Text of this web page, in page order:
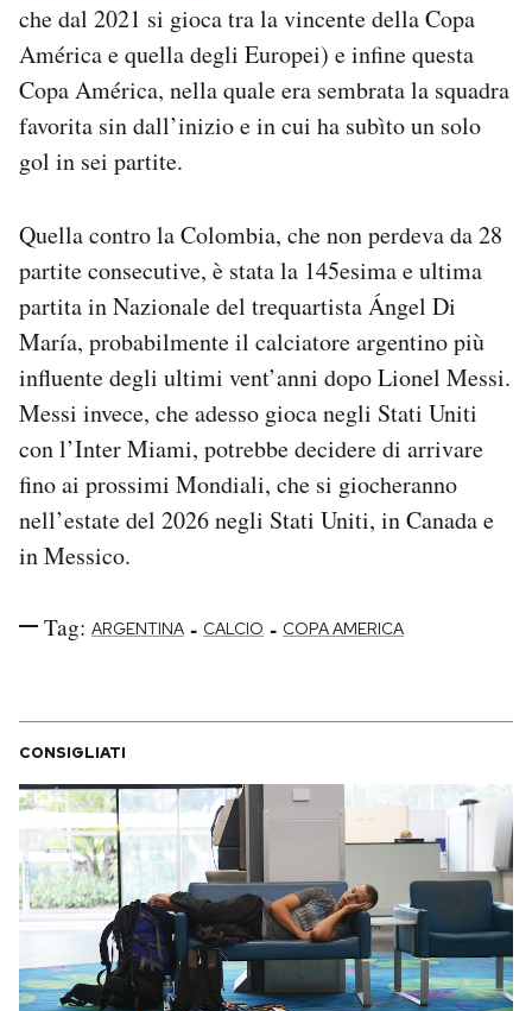
che dal 2021 si gioca tra la vincente della Copa
América e quella degli Europei) e infine questa
Copa América, nella quale era sembrata la squadra
favorita sin dall’inizio e in cui ha subìto un solo
gol in sei partite.
Quella contro la Colombia, che non perdeva da 28
partite consecutive, è stata la 145esima e ultima
partita in Nazionale del trequartista Ángel Di
María, probabilmente il calciatore argentino più
influente degli ultimi vent’anni dopo Lionel Messi.
Messi invece, che adesso gioca negli Stati Uniti
con l’Inter Miami, potrebbe decidere di arrivare
fino ai prossimi Mondiali, che si giocheranno
nell’estate del 2026 negli Stati Uniti, in Canada e
in Messico.
Tag: ARGENTINA - CALCIO - COPA AMERICA
CONSIGLIATI